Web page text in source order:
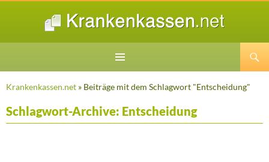
SPRINGEN
Krankenkassen.net » Beiträge mit dem Schlagwort "Entscheidung"
Schlagwort-Archive: Entscheidung